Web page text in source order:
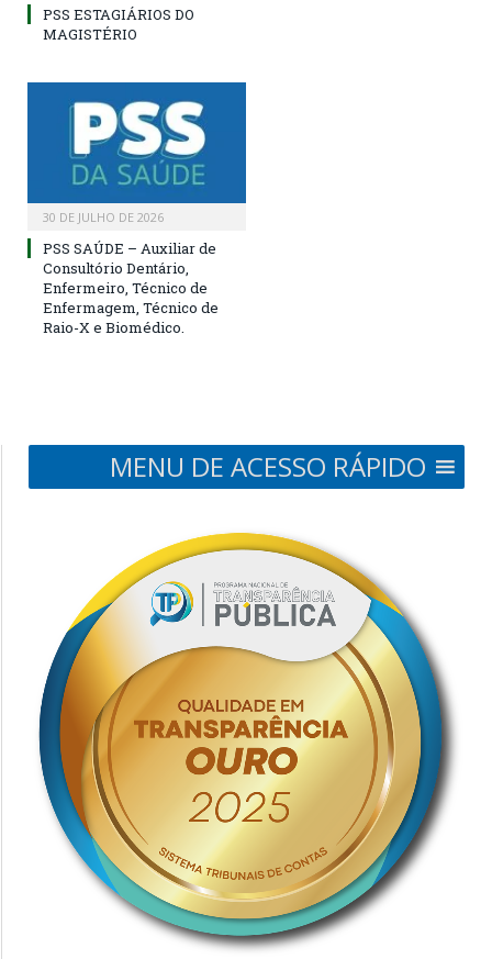
PSS ESTAGIÁRIOS DO
MAGISTÉRIO
30 DE JULHO DE 2026
PSS SAÚDE – Auxiliar de
Consultório Dentário,
Enfermeiro, Técnico de
Enfermagem, Técnico de
Raio-X e Biomédico.
MENU DE ACESSO RÁPIDO